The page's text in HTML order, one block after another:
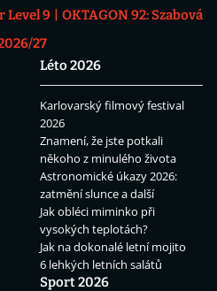
Level 9
OKTAGON 92: Szabová
27
Léto 2026
Karlovarský filmový festival
2026
Znamení, že jste potkali
někoho z minulého života
Astronomické úkazy 2026:
zatmění slunce a další
Jak obléci miminko při
vysokých teplotách?
Jak na dokonalé letní mojito
6 lehkých letních salátů
Sport 2026